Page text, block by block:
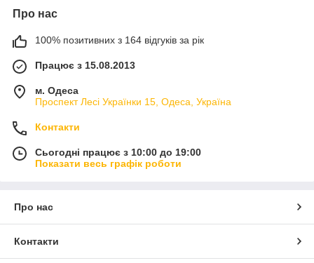
Про нас
100% позитивних з 164 відгуків за рік
Працює з 15.08.2013
м. Одеса
Проспект Лесі Українки 15, Одеса, Україна
Контакти
Сьогодні працює з 10:00 до 19:00
Показати весь графік роботи
Про нас
Контакти